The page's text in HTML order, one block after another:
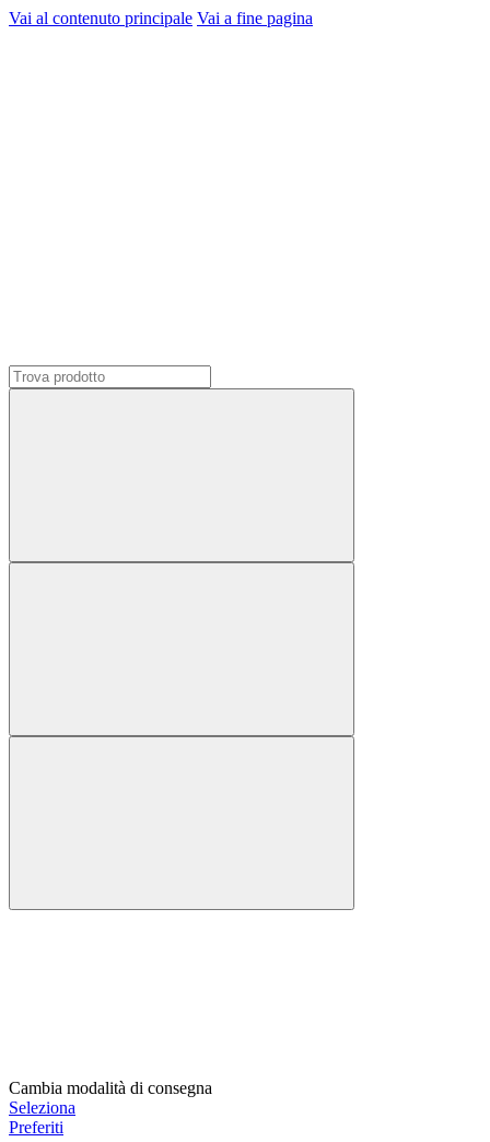
Vai al contenuto principale Vai a fine pagina
Cambia modalità di consegna
Seleziona
Preferiti